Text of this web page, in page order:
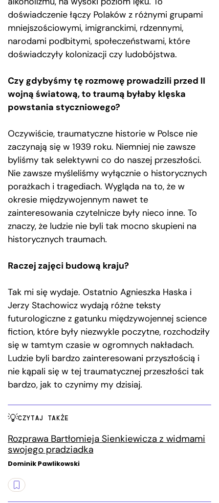
doświadczenie łączy Polaków z różnymi grupami
mniejszościowymi, imigranckimi, rdzennymi,
narodami podbitymi, społeczeństwami, które
doświadczyły kolonizacji czy ludobójstwa.
Czy gdybyśmy tę rozmowę prowadzili przed II
wojną światową, to traumą byłaby klęska
powstania styczniowego?
Oczywiście, traumatyczne historie w Polsce nie
zaczynają się w 1939 roku. Niemniej nie zawsze
byliśmy tak selektywni co do naszej przeszłości.
Nie zawsze myśleliśmy wyłącznie o historycznych
porażkach i tragediach. Wygląda na to, że w
okresie międzywojennym nawet te
zainteresowania czytelnicze były nieco inne. To
znaczy, że ludzie nie byli tak mocno skupieni na
historycznych traumach.
Raczej zajęci budową kraju?
Tak mi się wydaje. Ostatnio Agnieszka Haska i
Jerzy Stachowicz wydają różne teksty
futurologiczne z gatunku międzywojennej science
fiction, które były niezwykle poczytne, rozchodziły
się w tamtym czasie w ogromnych nakładach.
Ludzie byli bardzo zainteresowani przyszłością i
nie kąpali się w tej traumatycznej przeszłości tak
bardzo, jak to czynimy my dzisiaj.
CZYTAJ TAKŻE
Rozprawa Bartłomieja Sienkiewicza z widmami
swojego pradziadka
Dominik Pawlikowski